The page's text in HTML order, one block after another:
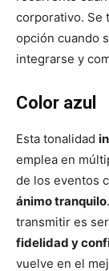
corporativo. Se
opción cuando
integrarse y
Color azul
Esta tonalidad
emplea en
de los eventos
ánimo tranquilo
transmitir es
fidelidad y
vuelve en el